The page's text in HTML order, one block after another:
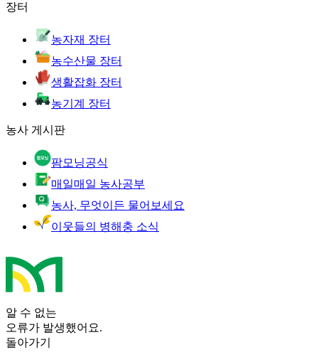
장터
농자재 장터
농수산물 장터
생활잡화 장터
농기계 장터
농사 게시판
팜모닝공식
매일매일 농사공부
농사, 무엇이든 물어보세요
이웃들의 병해충 소식
알 수 없는
오류가 발생했어요.
돌아가기